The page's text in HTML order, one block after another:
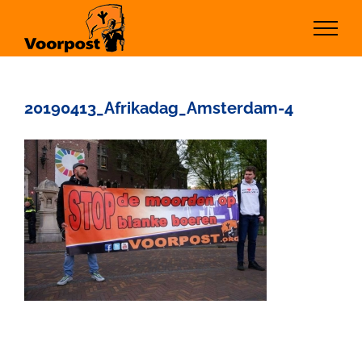
inhoud
20190413_Afrikadag_Amsterdam-4